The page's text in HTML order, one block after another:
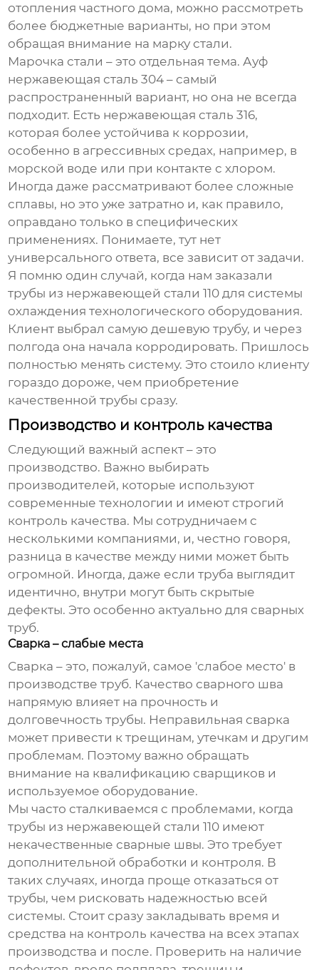
отопления частного дома, можно рассмотреть
более бюджетные варианты, но при этом
обращая внимание на марку стали.
Марочка стали – это отдельная тема. Ауф
нержавеющая сталь 304 – самый
распространенный вариант, но она не всегда
подходит. Есть нержавеющая сталь 316,
которая более устойчива к коррозии,
особенно в агрессивных средах, например, в
морской воде или при контакте с хлором.
Иногда даже рассматривают более сложные
сплавы, но это уже затратно и, как правило,
оправдано только в специфических
применениях. Понимаете, тут нет
универсального ответа, все зависит от задачи.
Я помню один случай, когда нам заказали
трубы из нержавеющей стали 110 для системы
охлаждения технологического оборудования.
Клиент выбрал самую дешевую трубу, и через
полгода она начала корродировать. Пришлось
полностью менять систему. Это стоило клиенту
гораздо дороже, чем приобретение
качественной трубы сразу.
Производство и контроль качества
Следующий важный аспект – это
производство. Важно выбирать
производителей, которые используют
современные технологии и имеют строгий
контроль качества. Мы сотрудничаем с
несколькими компаниями, и, честно говоря,
разница в качестве между ними может быть
огромной. Иногда, даже если труба выглядит
идентично, внутри могут быть скрытые
дефекты. Это особенно актуально для сварных
труб.
Сварка – слабые места
Сварка – это, пожалуй, самое 'слабое место' в
производстве труб. Качество сварного шва
напрямую влияет на прочность и
долговечность трубы. Неправильная сварка
может привести к трещинам, утечкам и другим
проблемам. Поэтому важно обращать
внимание на квалификацию сварщиков и
используемое оборудование.
Мы часто сталкиваемся с проблемами, когда
трубы из нержавеющей стали 110 имеют
некачественные сварные швы. Это требует
дополнительной обработки и контроля. В
таких случаях, иногда проще отказаться от
трубы, чем рисковать надежностью всей
системы. Стоит сразу закладывать время и
средства на контроль качества на всех этапах
производства и после. Проверить на наличие